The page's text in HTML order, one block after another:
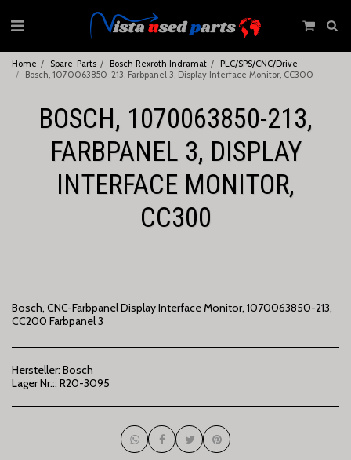
Home Spare-Parts Bosch Rexroth Indramat
PLC/SPS/CNC/Drive
Bosch, 1070063850-213, Farbpanel 3, Display Interface Monitor, CC300
BOSCH, 1070063850-213,
FARBPANEL 3, DISPLAY
INTERFACE MONITOR,
CC300
Bosch, CNC-Farbpanel Display Interface Monitor, 1070063850-213,
CC200 Farbpanel 3
Hersteller: Bosch
Lager Nr.:: R20-3095